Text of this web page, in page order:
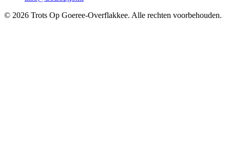
© 2026 Trots Op Goeree-Overflakkee. Alle rechten voorbehouden.